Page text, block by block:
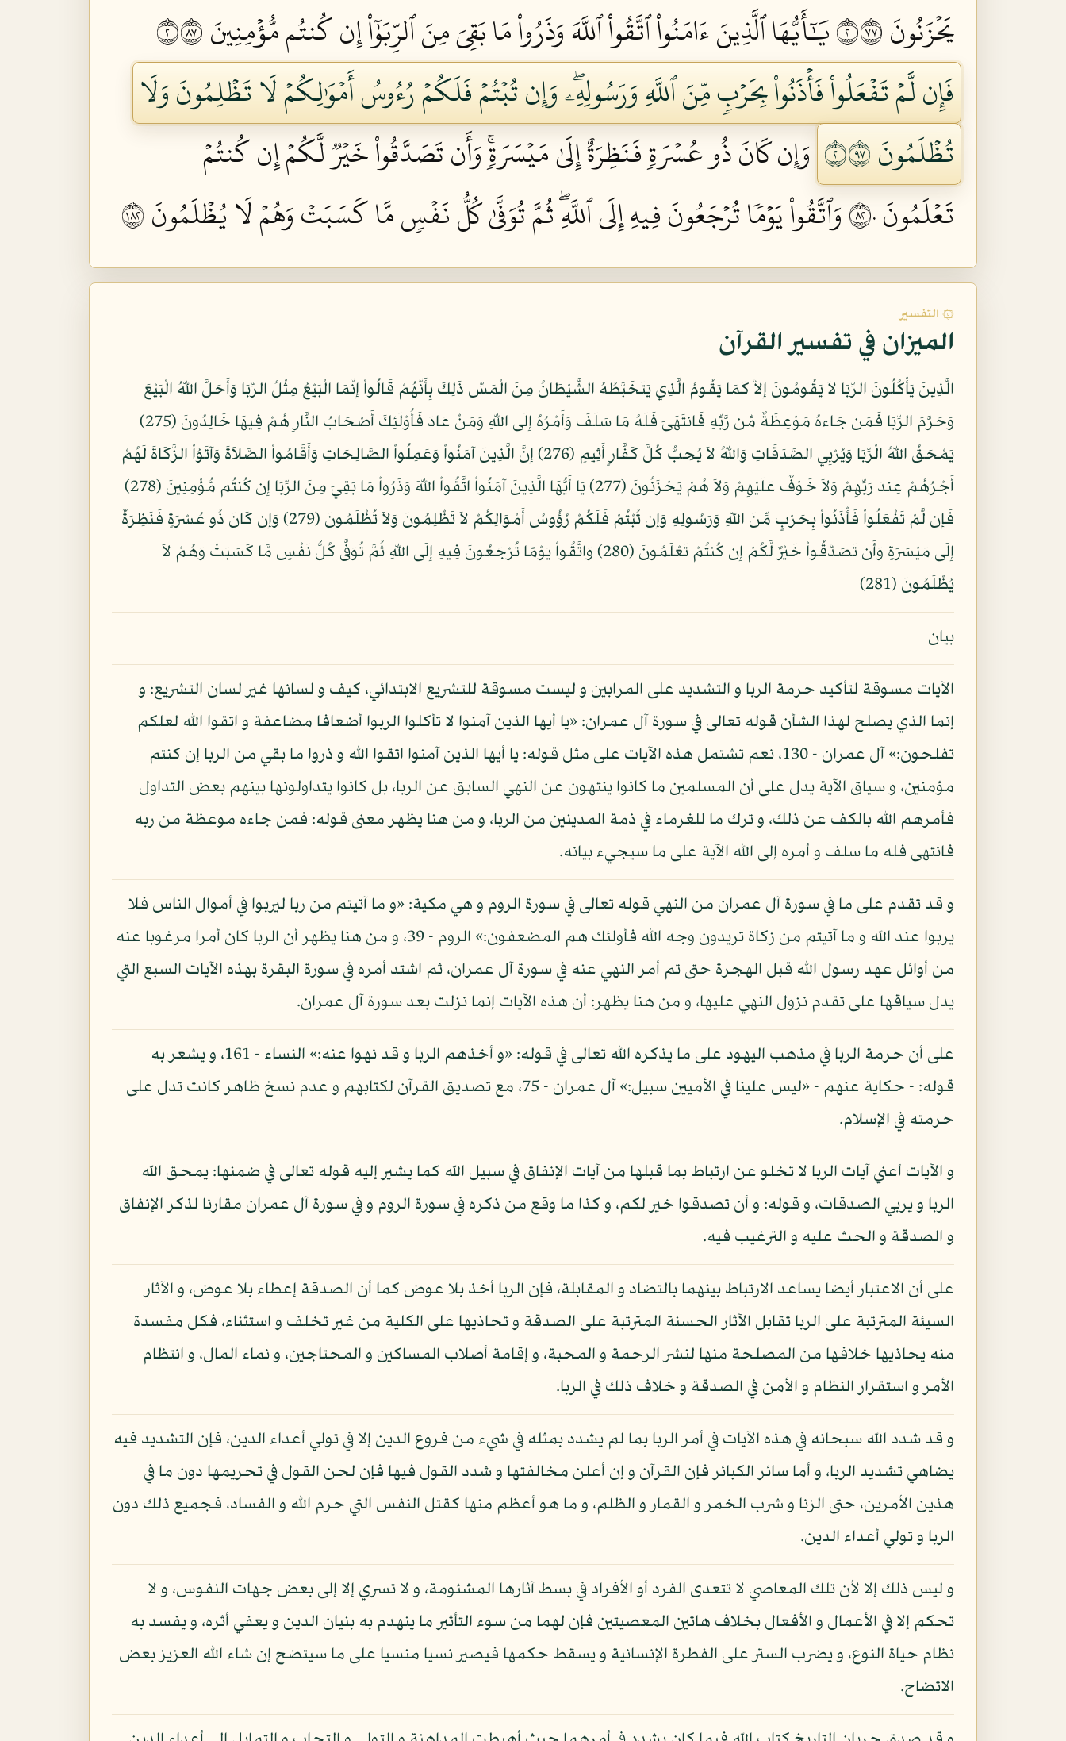
يَحۡزَنُونَ ٢٧٧
يَٰٓأَيُّهَا ٱلَّذِينَ ءَامَنُواْ ٱتَّقُواْ ٱللَّهَ وَذَرُواْ مَا بَقِيَ مِنَ ٱلرِّبَوٰٓاْ إِن كُنتُم مُّؤۡمِنِينَ ٢٧٨
فَإِن لَّمۡ تَفۡعَلُواْ فَأۡذَنُواْ بِحَرۡبٖ مِّنَ ٱللَّهِ وَرَسُولِهِۦۖ وَإِن تُبۡتُمۡ فَلَكُمۡ رُءُوسُ أَمۡوَٰلِكُمۡ لَا تَظۡلِمُونَ وَلَا
تُظۡلَمُونَ ٢٧٩
وَإِن كَانَ ذُو عُسۡرَةٖ فَنَظِرَةٌ إِلَىٰ مَيۡسَرَةٖۚ وَأَن تَصَدَّقُواْ خَيۡرٞ لَّكُمۡ إِن كُنتُمۡ
تَعۡلَمُونَ ٢٨٠
وَٱتَّقُواْ يَوۡمٗا تُرۡجَعُونَ فِيهِ إِلَى ٱللَّهِۖ ثُمَّ تُوَفَّىٰ كُلُّ نَفۡسٖ مَّا كَسَبَتۡ وَهُمۡ لَا يُظۡلَمُونَ ٢٨١
۞ التفسير
الميزان في تفسير القرآن
الَّذِينَ يَأْكُلُونَ الرِّبَا لاَ يَقُومُونَ إِلاَّ كَمَا يَقُومُ الَّذِي يَتَخَبَّطُهُ الشَّيْطَانُ مِنَ الْمَسِّ ذَلِكَ بِأَنَّهُمْ قَالُواْ إِنَّمَا الْبَيْعُ مِثْلُ الرِّبَا وَأَحَلَّ اللّهُ الْبَيْعَ
وَحَرَّمَ الرِّبَا فَمَن جَاءهُ مَوْعِظَةٌ مِّن رَّبِّهِ فَانتَهَىَ فَلَهُ مَا سَلَفَ وَأَمْرُهُ إِلَى اللّهِ وَمَنْ عَادَ فَأُوْلَئِكَ أَصْحَابُ النَّارِ هُمْ فِيهَا خَالِدُونَ (275)
يَمْحَقُ اللّهُ الْرِّبَا وَيُرْبِي الصَّدَقَاتِ وَاللّهُ لاَ يُحِبُّ كُلَّ كَفَّارٍ أَثِيمٍ (276) إِنَّ الَّذِينَ آمَنُواْ وَعَمِلُواْ الصَّالِحَاتِ وَأَقَامُواْ الصَّلاَةَ وَآتَوُاْ الزَّكَاةَ لَهُمْ
أَجْرُهُمْ عِندَ رَبِّهِمْ وَلاَ خَوْفٌ عَلَيْهِمْ وَلاَ هُمْ يَحْزَنُونَ (277) يَا أَيُّهَا الَّذِينَ آمَنُواْ اتَّقُواْ اللّهَ وَذَرُواْ مَا بَقِيَ مِنَ الرِّبَا إِن كُنتُم مُّؤْمِنِينَ (278)
فَإِن لَّمْ تَفْعَلُواْ فَأْذَنُواْ بِحَرْبٍ مِّنَ اللّهِ وَرَسُولِهِ وَإِن تُبْتُمْ فَلَكُمْ رُؤُوسُ أَمْوَالِكُمْ لاَ تَظْلِمُونَ وَلاَ تُظْلَمُونَ (279) وَإِن كَانَ ذُو عُسْرَةٍ فَنَظِرَةٌ
إِلَى مَيْسَرَةٍ وَأَن تَصَدَّقُواْ خَيْرٌ لَّكُمْ إِن كُنتُمْ تَعْلَمُونَ (280) وَاتَّقُواْ يَوْمًا تُرْجَعُونَ فِيهِ إِلَى اللّهِ ثُمَّ تُوَفَّى كُلُّ نَفْسٍ مَّا كَسَبَتْ وَهُمْ لاَ
يُظْلَمُونَ (281)
بيان
الآيات مسوقة لتأكيد حرمة الربا و التشديد على المرابين و ليست مسوقة للتشريع الابتدائي، كيف و لسانها غير لسان التشريع: و
إنما الذي يصلح لهذا الشأن قوله تعالى في سورة آل عمران: «يا أيها الذين آمنوا لا تأكلوا الربوا أضعافا مضاعفة و اتقوا الله لعلكم
تفلحون:» آل عمران - 130، نعم تشتمل هذه الآيات على مثل قوله: يا أيها الذين آمنوا اتقوا الله و ذروا ما بقي من الربا إن كنتم
مؤمنين، و سياق الآية يدل على أن المسلمين ما كانوا ينتهون عن النهي السابق عن الربا، بل كانوا يتداولونها بينهم بعض التداول
فأمرهم الله بالكف عن ذلك، و ترك ما للغرماء في ذمة المدينين من الربا، و من هنا يظهر معنى قوله: فمن جاءه موعظة من ربه
فانتهى فله ما سلف و أمره إلى الله الآية على ما سيجيء بيانه.
و قد تقدم على ما في سورة آل عمران من النهي قوله تعالى في سورة الروم و هي مكية: «و ما آتيتم من ربا ليربوا في أموال الناس فلا
يربوا عند الله و ما آتيتم من زكاة تريدون وجه الله فأولئك هم المضعفون:» الروم - 39، و من هنا يظهر أن الربا كان أمرا مرغوبا عنه
من أوائل عهد رسول الله قبل الهجرة حتى تم أمر النهي عنه في سورة آل عمران، ثم اشتد أمره في سورة البقرة بهذه الآيات السبع التي
يدل سياقها على تقدم نزول النهي عليها، و من هنا يظهر: أن هذه الآيات إنما نزلت بعد سورة آل عمران.
على أن حرمة الربا في مذهب اليهود على ما يذكره الله تعالى في قوله: «و أخذهم الربا و قد نهوا عنه:» النساء - 161، و يشعر به
قوله: - حكاية عنهم - «ليس علينا في الأميين سبيل:» آل عمران - 75، مع تصديق القرآن لكتابهم و عدم نسخ ظاهر كانت تدل على
حرمته في الإسلام.
و الآيات أعني آيات الربا لا تخلو عن ارتباط بما قبلها من آيات الإنفاق في سبيل الله كما يشير إليه قوله تعالى في ضمنها: يمحق الله
الربا و يربي الصدقات، و قوله: و أن تصدقوا خير لكم، و كذا ما وقع من ذكره في سورة الروم و في سورة آل عمران مقارنا لذكر الإنفاق
و الصدقة و الحث عليه و الترغيب فيه.
على أن الاعتبار أيضا يساعد الارتباط بينهما بالتضاد و المقابلة، فإن الربا أخذ بلا عوض كما أن الصدقة إعطاء بلا عوض، و الآثار
السيئة المترتبة على الربا تقابل الآثار الحسنة المترتبة على الصدقة و تحاذيها على الكلية من غير تخلف و استثناء، فكل مفسدة
منه يحاذيها خلافها من المصلحة منها لنشر الرحمة و المحبة، و إقامة أصلاب المساكين و المحتاجين، و نماء المال، و انتظام
الأمر و استقرار النظام و الأمن في الصدقة و خلاف ذلك في الربا.
و قد شدد الله سبحانه في هذه الآيات في أمر الربا بما لم يشدد بمثله في شيء من فروع الدين إلا في تولي أعداء الدين، فإن التشديد فيه
يضاهي تشديد الربا، و أما سائر الكبائر فإن القرآن و إن أعلن مخالفتها و شدد القول فيها فإن لحن القول في تحريمها دون ما في
هذين الأمرين، حتى الزنا و شرب الخمر و القمار و الظلم، و ما هو أعظم منها كقتل النفس التي حرم الله و الفساد، فجميع ذلك دون
الربا و تولي أعداء الدين.
و ليس ذلك إلا لأن تلك المعاصي لا تتعدى الفرد أو الأفراد في بسط آثارها المشئومة، و لا تسري إلا إلى بعض جهات النفوس، و لا
تحكم إلا في الأعمال و الأفعال بخلاف هاتين المعصيتين فإن لهما من سوء التأثير ما ينهدم به بنيان الدين و يعفي أثره، و يفسد به
نظام حياة النوع، و يضرب الستر على الفطرة الإنسانية و يسقط حكمها فيصير نسيا منسيا على ما سيتضح إن شاء الله العزيز بعض
الاتضاح.